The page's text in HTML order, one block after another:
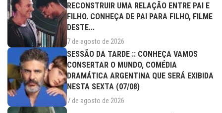
RECONSTRUIR UMA RELAÇÃO ENTRE PAI E
FILHO. CONHEÇA DE PAI PARA FILHO, FILME
DESTE...
7 de agosto de 2026
SESSÃO DA TARDE :: CONHEÇA VAMOS
CONSERTAR O MUNDO, COMÉDIA
DRAMÁTICA ARGENTINA QUE SERÁ EXIBIDA
NESTA SEXTA (07/08)
7 de agosto de 2026